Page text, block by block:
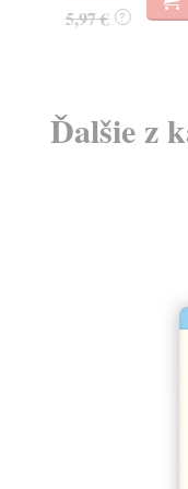
Ďalšie z